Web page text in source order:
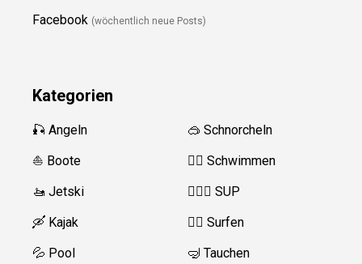
Facebook (wöchentlich neue Posts)
Kategorien
🎣 Angeln
⛵️ Boote
🚤 Jetski
🛶 Kajak
💦 Pool
🥽 Schnorcheln
🏊‍♂️ Schwimmen
🏄‍♀️🛶 SUP
🏄‍♂️ Surfen
🤿 Tauchen